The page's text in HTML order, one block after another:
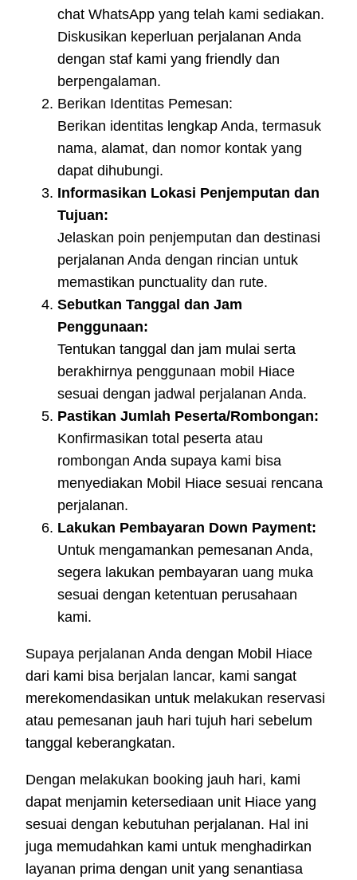
chat WhatsApp yang telah kami sediakan.
Diskusikan keperluan perjalanan Anda
dengan staf kami yang friendly dan
berpengalaman.
Berikan Identitas Pemesan:
Berikan identitas lengkap Anda, termasuk
nama, alamat, dan nomor kontak yang
dapat dihubungi.
Informasikan Lokasi Penjemputan dan
Tujuan:
Jelaskan poin penjemputan dan destinasi
perjalanan Anda dengan rincian untuk
memastikan punctuality dan rute.
Sebutkan Tanggal dan Jam
Penggunaan:
Tentukan tanggal dan jam mulai serta
berakhirnya penggunaan mobil Hiace
sesuai dengan jadwal perjalanan Anda.
Pastikan Jumlah Peserta/Rombongan:
Konfirmasikan total peserta atau
rombongan Anda supaya kami bisa
menyediakan Mobil Hiace sesuai rencana
perjalanan.
Lakukan Pembayaran Down Payment:
Untuk mengamankan pemesanan Anda,
segera lakukan pembayaran uang muka
sesuai dengan ketentuan perusahaan
kami.
Supaya perjalanan Anda dengan Mobil Hiace
dari kami bisa berjalan lancar, kami sangat
merekomendasikan untuk melakukan reservasi
atau pemesanan jauh hari tujuh hari sebelum
tanggal keberangkatan.
Dengan melakukan booking jauh hari, kami
dapat menjamin ketersediaan unit Hiace yang
sesuai dengan kebutuhan perjalanan. Hal ini
juga memudahkan kami untuk menghadirkan
layanan prima dengan unit yang senantiasa